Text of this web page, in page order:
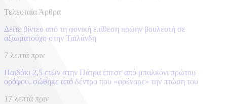
Τελευταία Άρθρα
Δείτε βίντεο από τη φονική επίθεση πρώην βουλευτή σε
αξιωματούχο στην Ταϊλάνδη
7 λεπτά πριν
Παιδάκι 2,5 ετών στην Πάτρα έπεσε από μπαλκόνι πρώτου
ορόφου, σώθηκε από δέντρο που «φρέναρε» την πτώση του
17 λεπτά πριν